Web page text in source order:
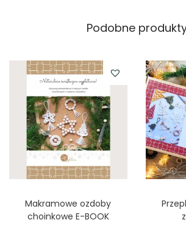
Podobne
Makramowe ozdoby
choinkowe E-BOOK